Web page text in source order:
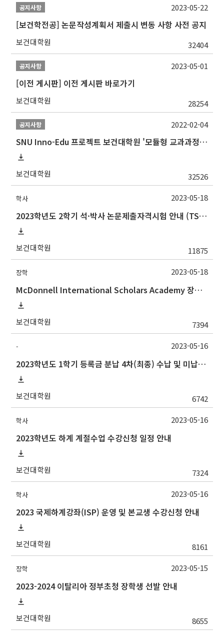
공지사항
[보건학전공] 논문작성계획서 제출시 변동 사항 사전 공지
보건대학원 32404
2023-05-22
공지사항
[이전 게시판] 이전 게시판 바로가기
보건대학원 28254
2023-05-01
공지사항
SNU Inno-Edu 프로젝트 보건대학원 '모듈형 교과과정' 안내(revised 2022/2/28)
보건대학원 32526
2022-02-04
학사
2023학년도 2학기 석·박사 논문제출자격시험 안내 (TSQ exam: Major and Korean for foreign students)
보건대학원 11875
2023-05-18
장학
McDonnell International Scholars Academy 장학프로그램 설명회
보건대학원 7394
2023-05-18
-
2023학년도 1학기 등록금 분납 4차(최종) 수납 및 미납자 제적 예정 안내
보건대학원 6742
2023-05-16
학사
2023학년도 하계 계절수업 수강신청 일정 안내
보건대학원 7324
2023-05-16
학사
2023 국제하계강좌(ISP) 운영 및 본교생 수강신청 안내
보건대학원 8161
2023-05-16
장학
2023-2024 이탈리아 정부초청 장학생 선발 안내
보건대학원 8655
2023-05-15